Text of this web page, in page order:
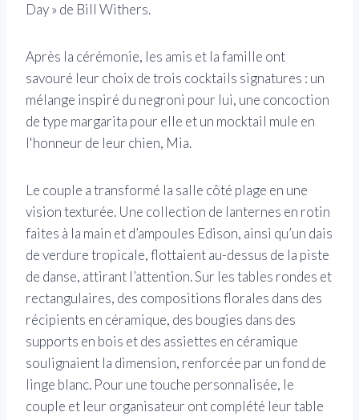
Day » de Bill Withers.
Après la cérémonie, les amis et la famille ont
savouré leur choix de trois cocktails signatures : un
mélange inspiré du negroni pour lui, une concoction
de type margarita pour elle et un mocktail mule en
l'honneur de leur chien, Mia.
Le couple a transformé la salle côté plage en une
vision texturée. Une collection de lanternes en rotin
faites à la main et d’ampoules Edison, ainsi qu’un dais
de verdure tropicale, flottaient au-dessus de la piste
de danse, attirant l’attention. Sur les tables rondes et
rectangulaires, des compositions florales dans des
récipients en céramique, des bougies dans des
supports en bois et des assiettes en céramique
soulignaient la dimension, renforcée par un fond de
linge blanc. Pour une touche personnalisée, le
couple et leur organisateur ont complété leur table